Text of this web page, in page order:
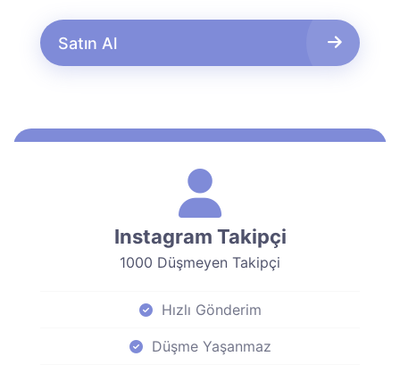
Satın Al
Instagram Takipçi
1000 Düşmeyen Takipçi
Hızlı Gönderim
Düşme Yaşanmaz